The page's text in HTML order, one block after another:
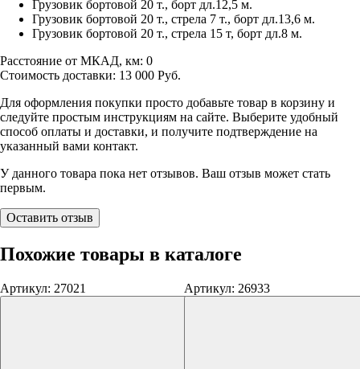
Грузовик бортовой 20 т., борт дл.12,5 м.
Грузовик бортовой 20 т., стрела 7 т., борт дл.13,6 м.
Грузовик бортовой 20 т., стрела 15 т, борт дл.8 м.
Расстояние от МКАД, км: 0
Стоимость доставки: 13 000 Руб.
Для оформления покупки просто добавьте товар в корзину и
следуйте простым инструкциям на сайте. Выберите удобный
способ оплаты и доставки, и получите подтверждение на
указанный вами контакт.
У данного товара пока нет отзывов. Ваш отзыв может стать
первым.
Оставить отзыв
Похожие товары в каталоге
Артикул: 27021 Артикул: 26933